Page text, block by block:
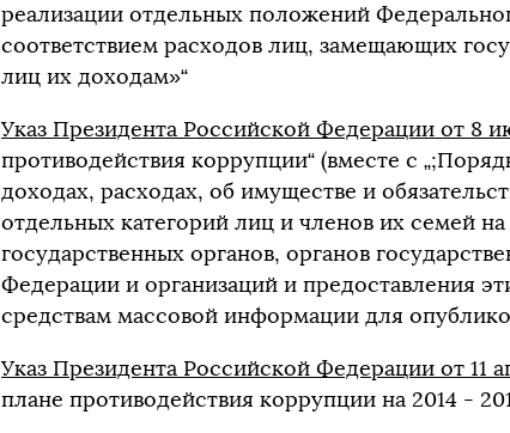
реализации отдельных положений
соответствием расходов лиц, замещающих
лиц их доходам»“
Указ Президента Российской Федерации от 8
противодействия коррупции“ (вместе с
доходах, расходах, об имуществе и
отдельных категорий лиц и членов их семей
государственных органов, органов
Федерации и организаций и предоставления
средствам массовой информации для
Указ Президента Российской Федерации от 11
плане противодействия коррупции на 2014 -